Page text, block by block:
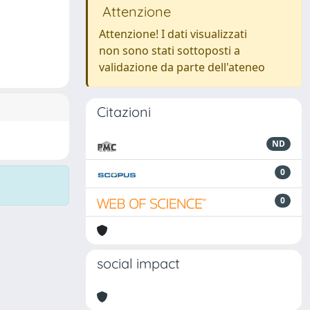
Attenzione
Attenzione! I dati visualizzati
non sono stati sottoposti a
validazione da parte dell'ateneo
Citazioni
ND
0
0
social impact